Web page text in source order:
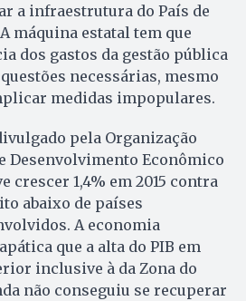
a infraestrutura do País de
máquina estatal tem que
dos gastos da gestão pública
necessárias, mesmo
medidas impopulares.
pela Organização
Desenvolvimento Econômico
crescer 1,4% em 2015 contra
abaixo de países
A economia
que a alta do PIB em
inclusive à da Zona do
não conseguiu se recuperar